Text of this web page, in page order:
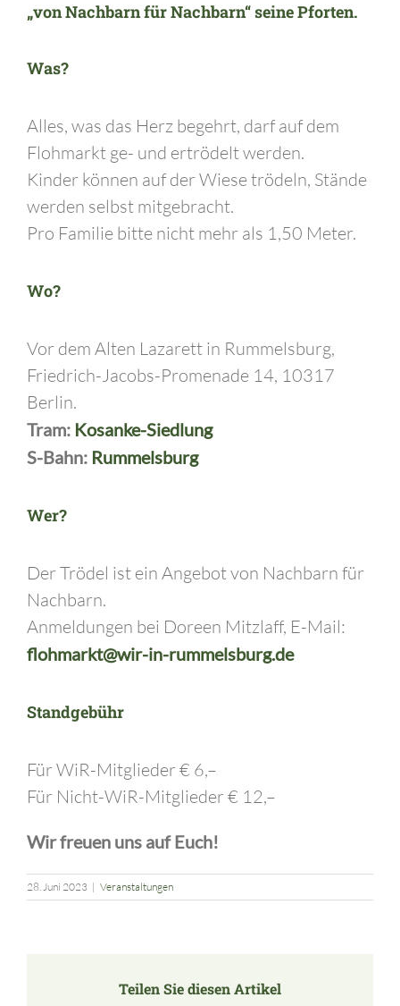
„von Nachbarn für Nachbarn“seine Pforten.
Was?
Alles, was das Herz begehrt, darf auf dem
Flohmarkt ge- und ertrödelt werden.
Kinder können auf der Wiese trödeln, Stände
werden selbst mitgebracht.
Pro Familie bitte nicht mehr als 1,50 Meter.
Wo?
Vor dem Alten Lazarett in Rummelsburg,
Friedrich-Jacobs-Promenade 14, 10317
Berlin.
Tram: Kosanke-Siedlung
S-Bahn: Rummelsburg
Wer?
Der Trödel ist ein Angebot von Nachbarn für
Nachbarn.
Anmeldungen bei Doreen Mitzlaff, E-Mail:
flohmarkt@wir-in-rummelsburg.de
Standgebühr
Für WiR-Mitglieder € 6,–
Für Nicht-WiR-Mitglieder € 12,–
Wir freuen uns auf Euch!
28. Juni 2023 | Veranstaltungen
Teilen Sie diesen Artikel